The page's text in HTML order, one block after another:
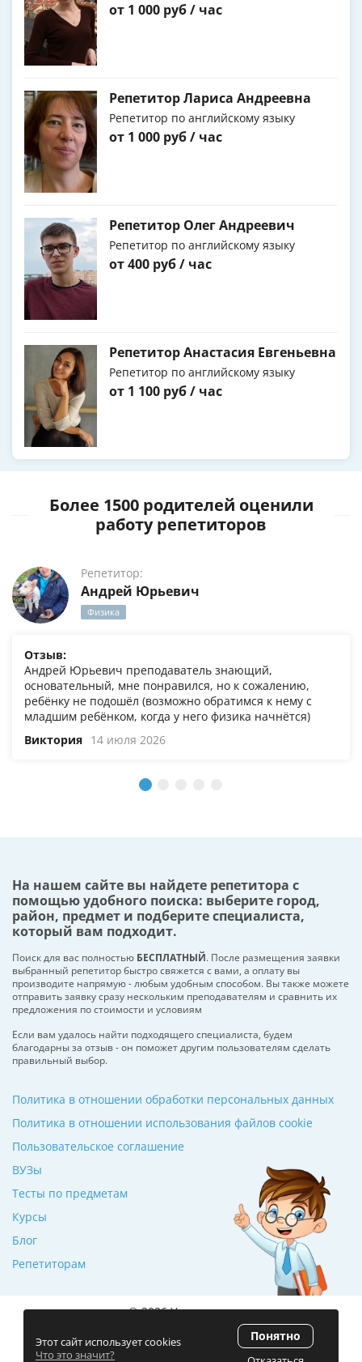
от 1 000 руб / час
Репетитор Лариса Андреевна
Репетитор по английскому языку
от 1 000 руб / час
Репетитор Олег Андреевич
Репетитор по английскому языку
от 400 руб / час
Репетитор Анастасия Евгеньевна
Репетитор по английскому языку
от 1 100 руб / час
Более 1500 родителей оценили
работу репетиторов
Репетитор:
Андрей Юрьевич
Физика
Отзыв:
Андрей Юрьевич преподаватель знающий,
основательный, мне понравился, но к сожалению,
ребёнку не подошёл (возможно обратимся к нему с
младшим ребёнком, когда у него физика начнётся)
Виктория 14 июля 2026
На нашем сайте вы найдете репетитора с
помощью удобного поиска: выберите город,
район, предмет и подберите специалиста,
который вам подходит.
Поиск для вас полностью БЕСПЛАТНЫЙ. После размещения заявки
выбранный репетитор быстро свяжется с вами, а оплату вы
производите напрямую - любым удобным способом. Вы также можете
отправить заявку сразу нескольким преподавателям и сравнить их
предложения по стоимости и условиям
Если вам удалось найти подходящего специалиста, будем
благодарны за отзыв - он поможет другим пользователям сделать
правильный выбор.
ВУЗы
Тесты по предметам
Курсы
Блог
Репетиторам
Политика в отношении обработки персональных данных
Политика в отношении использования файлов cookie
Пользовательское соглашение
© 2026 Училкин.ru
Рейтинг 5.0
(120 отзывов)
Этот сайт использует cookies
Что это значит?
Понятно